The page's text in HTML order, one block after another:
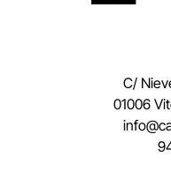
C/
01006